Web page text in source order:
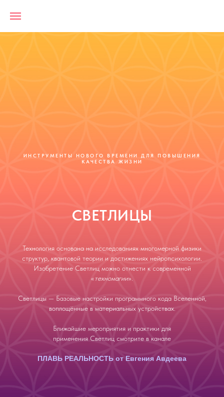
ИНСТРУМЕНТЫ НОВОГО ВРЕМЕНИ ДЛЯ ПОВЫШЕНИЯ
КАЧЕСТВА ЖИЗНИ
СВЕТЛИЦЫ
Технология основана на исследованиях многомерной физики
структур, квантовой теории и достижениях нейропсихологии.
Изобретение Светлиц можно отнести к современной
«техномагии».
Светлицы — Базовые настройки программного кода Вселенной,
воплощённые в материальных устройствах.
Ближайшие мероприятия и практики для
применения Светлиц смотрите в канале
ПЛАВЬ РЕАЛЬНОСТЬ от Евгения Авдеева